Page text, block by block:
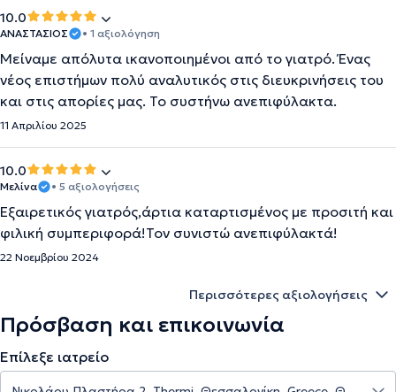
10.0
ΑΝΑΣΤΑΣΙΟΣ • 1 αξιολόγηση
Mείναμε απόλυτα ικανοποιημένοι από το γιατρό. Ένας
νέος επιστήμων πολύ αναλυτικός στις διευκρινήσεις του
και στις απορίες μας. Το συστήνω ανεπιφύλακτα.
11 Απριλίου 2025
10.0
Μελίνα • 5 αξιολογήσεις
Εξαιρετικός γιατρός,άρτια καταρτισμένος με προσιτή και
φιλική συμπεριφορά!Τον συνιστώ ανεπιφύλακτά!
22 Νοεμβρίου 2024
Περισσότερες αξιολογήσεις
Πρόσβαση και επικοινωνία
Επίλεξε ιατρείο